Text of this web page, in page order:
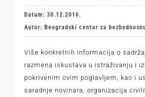
Datum: 30.12.2016.
Autor: Beogradski centar za
Više konkretnih informacija o
razmena iskustava u istraživanju i
pokrivenim ovim poglavljem, kao i
saradnje novinara, organizacija